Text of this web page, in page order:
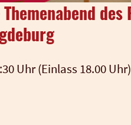
Uhr (Ein­lass 18.00